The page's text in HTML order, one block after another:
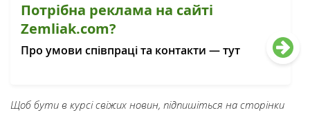
Потрібна реклама на сайті
Zemliak.com?
Про умови співпраці та контакти — тут
Щоб бути в курсі свіжих новин, підпишіться на сторінки